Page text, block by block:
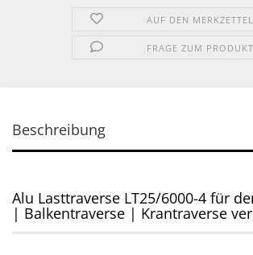
AUF DEN MERKZETTEL
FRAGE ZUM PRODUKT
Beschreibung
Alu Lasttraverse LT25/6000-4 für
| Balkentraverse | Krantraverse